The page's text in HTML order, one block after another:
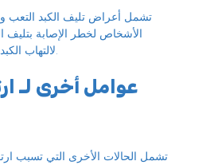
تشمل أعراض تليف الكبد التعب
الأشخاص لخطر الإصابة بتليف
لالتهاب الكبد أو مرض الكبد الدهني.
عوامل أخرى لـ
تشمل الحالات الأخرى التي تسبب